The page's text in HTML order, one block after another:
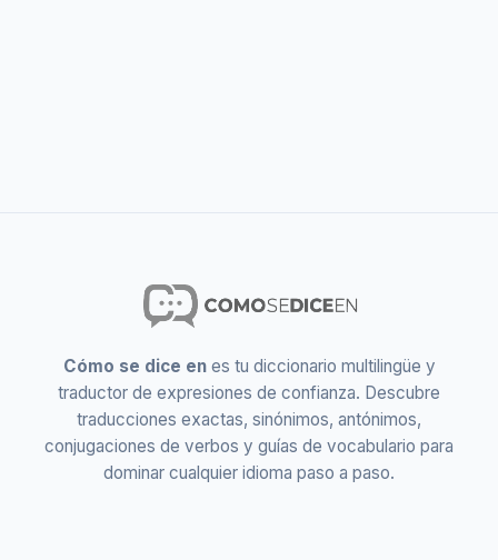
Cómo se dice enes tu diccionario multilingüe y
traductor de expresiones de confianza. Descubre
traducciones exactas, sinónimos, antónimos,
conjugaciones de verbos y guías de vocabulario para
dominar cualquier idioma paso a paso.